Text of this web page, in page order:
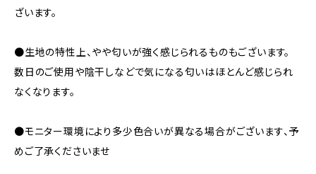
ざいます。
●生地の特性上、やや匂いが強く感じられるものもございます。
数日のご使用や陰干しなどで気になる匂いはほとんど感じられ
なくなります。
●モニター環境により多少色合いが異なる場合がございます、予
めご了承くださいませ